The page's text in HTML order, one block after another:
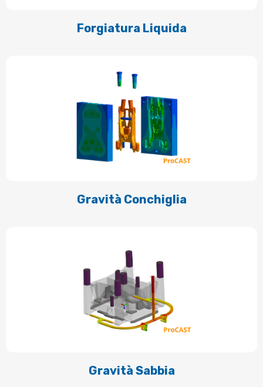
Forgiatura Liquida
Gravità Conchiglia
Gravità Sabbia